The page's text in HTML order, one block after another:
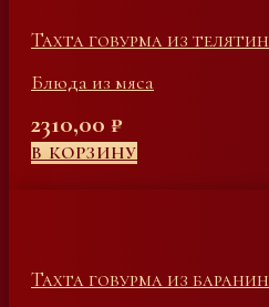
Тахта говурма из
Блюда из мяса
2310,00 ₽
В КОРЗИНУ
Тахта говурма из